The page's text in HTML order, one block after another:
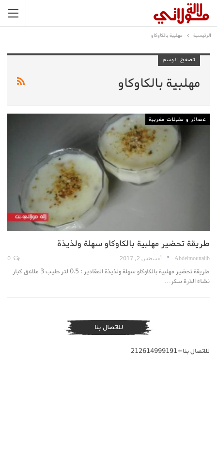
الرئيسية مهلبية بالكاوكاو
تصفح الوسم
مهلبية بالكاوكاو
عصائر و مقبلات مغربية
طريقة تحضير مهلبية بالكاوكاو سهلة ولذيذة
Abdelmouttalib أغسطس 2, 2017
طريقة تحضير مهلبية بالكاوكاو سهلة ولذيذة المقادير : 0.5 لتر حليب 3 ملاعق كبار
نشاء الذرة سكر…
للاتصال بنا
للاتصال بنا+212614999191